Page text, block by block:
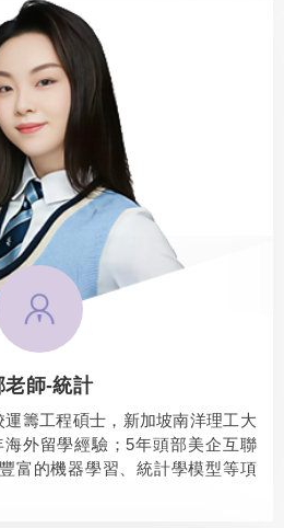
老師-統計
籌工程碩士，新加坡南洋理工大
外留學經驗；5年頭部美企互聯
富的機器學習、統計學模型等項